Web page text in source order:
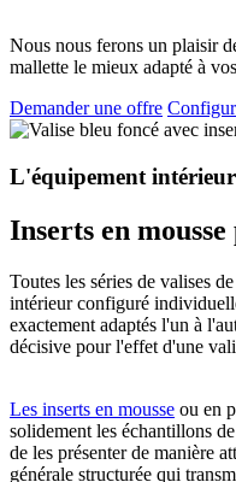
Nous nous ferons un plaisir
mallette le mieux adapté à
Demander une offre
L'équipement
Inserts en
Toutes les séries de valises
intérieur configuré
exactement adaptés l'un à
décisive pour l'effet d'une
Les inserts en mousse ou en
solidement les échantillons
de les présenter de manière
générale structurée qui